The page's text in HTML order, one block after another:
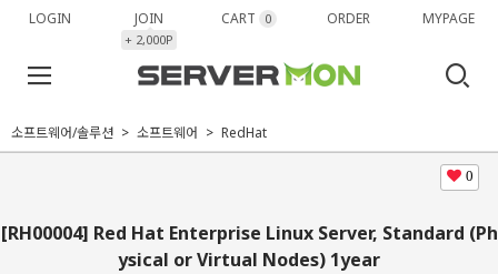
LOGIN JOIN
+ 2,000P
CART 0 ORDER MYPAGE
소프트웨어/솔루션 소프트웨어 RedHat
0
[RH00004] Red Hat Enterprise Linux Server, Standard (Ph
ysical or Virtual Nodes) 1year